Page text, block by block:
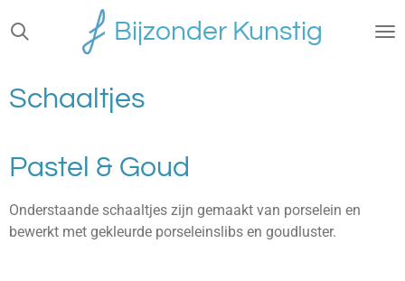
Ga
direct
hoofdinhoud
Bijzonder Kunstig
Schaaltjes
Pastel & Goud
Onderstaande schaaltjes zijn gemaakt van porselein en
bewerkt met gekleurde porseleinslibs en goudluster.